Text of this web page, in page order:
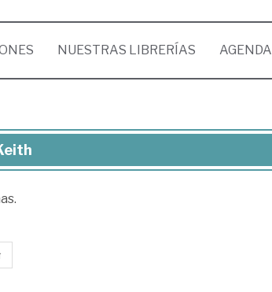
NUESTRAS LIBRERÍAS AGENDA